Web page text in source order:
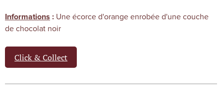
Informations : Une écorce d'orange enrobée d'une couche
de chocolat noir
Click & Collect